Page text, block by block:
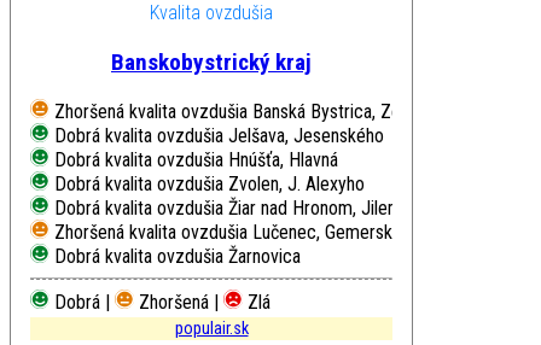
Kvalita ovzdušia
Banskobystrický kraj
Zhoršená kvalita ovzdušia Banská Bystrica, Zelená
Dobrá kvalita ovzdušia Jelšava, Jesenského
Dobrá kvalita ovzdušia Hnúšťa, Hlavná
Dobrá kvalita ovzdušia Zvolen, J. Alexyho
Dobrá kvalita ovzdušia Žiar nad Hronom, Jilemnického
Zhoršená kvalita ovzdušia Lučenec, Gemerská cesta
Dobrá kvalita ovzdušia Žarnovica
Dobrá |
Zhoršená | Zlá
populair.sk